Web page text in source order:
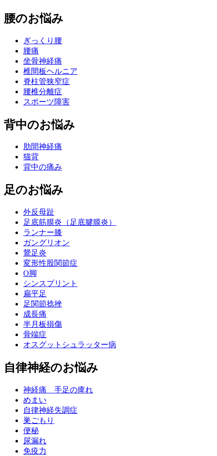
腰のお悩み
ぎっくり腰
腰痛
坐骨神経痛
椎間板ヘルニア
脊柱管狭窄症
腰椎分離症
スポーツ障害
背中のお悩み
肋間神経痛
猫背
背中の痛み
足のお悩み
外反母趾
足底筋膜炎（足底腱膜炎）
ランナー膝
ガングリオン
鵞足炎
変形性股関節症
O脚
シンスプリント
扁平足
足関節捻挫
成長痛
半月板損傷
骨端症
オスグットシュラッター病
自律神経のお悩み
神経痛 手足の痺れ
めまい
自律神経失調症
巣ごもり
便秘
尿漏れ
免疫力